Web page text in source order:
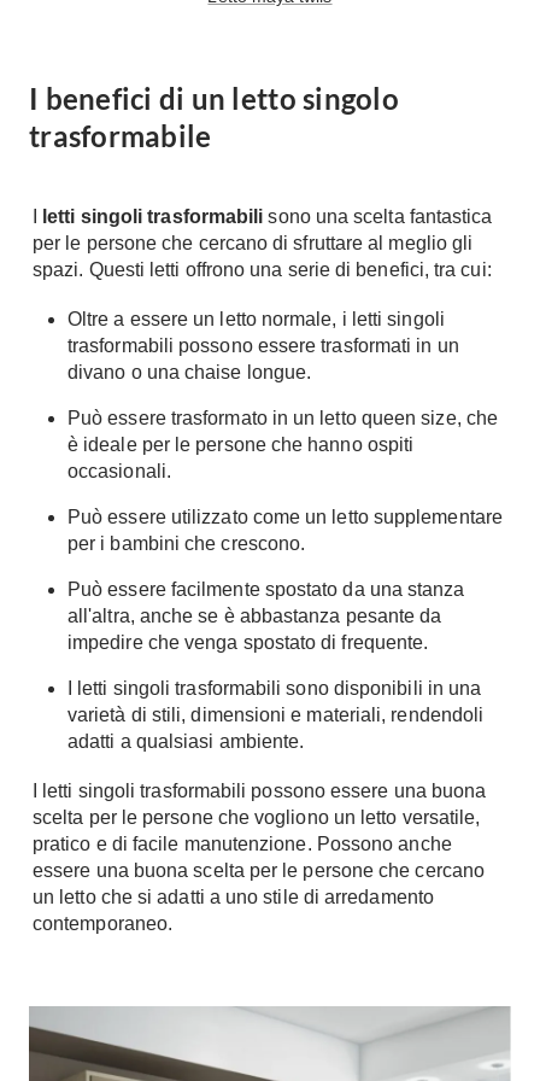
Armadio ante Battenti
Armadi ante
Scorrevoli
Armadi su misura
Armadi Angolo
I consigli sugli armadi
Camerette
Camerette Ragazzi
Camerette Bambini
Letti a Castello
Lettini
Materassi
Lattice
Memory Foam
Reti Letto
Cuscini
Consigli materassi
Bagno
Arredo Bagno
Sanitari
Cabine Doccia
Vasche da Bagno
Porte
Portoni
Maniglie
Finestre
Finestre Legno
Scale
Scale Interni
Ringhiere
Rivestimenti
Ceramica
Resina
Parquet
Gres
Laminato
Pavimenti esterni
I benefici di un letto singolo
trasformabile
letti singoli trasformabili sono una scelta fantastica
per le persone che cercano di sfruttare al meglio gli
spazi. Questi letti offrono una serie di benefici, tra cui:
Oltre a essere un letto normale, i letti singoli
trasformabili possono essere trasformati in un
divano o una chaise longue.
Può essere trasformato in un letto queen size, che
è ideale per le persone che hanno ospiti
occasionali.
Può essere utilizzato come un letto supplementare
per i bambini che crescono.
Può essere facilmente spostato da una stanza
all'altra, anche se è abbastanza pesante da
impedire che venga spostato di frequente.
I letti singoli trasformabili sono disponibili in una
varietà di stili, dimensioni e materiali, rendendoli
adatti a qualsiasi ambiente.
I letti singoli trasformabili possono essere una buona
scelta per le persone che vogliono un letto versatile,
pratico e di facile manutenzione. Possono anche
essere una buona scelta per le persone che cercano
un letto che si adatti a uno stile di arredamento
contemporaneo.